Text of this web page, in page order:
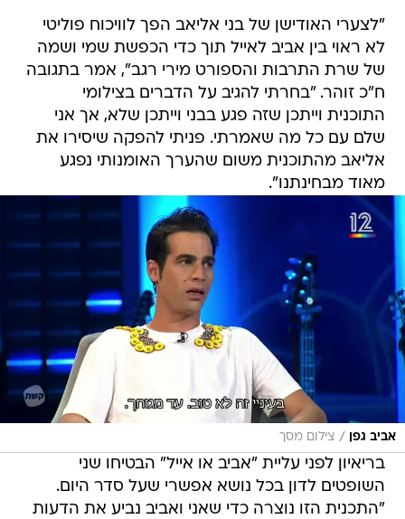
"לצערי האודישן של בני אליאב הפך לוויכוח פוליטי
לא ראוי בין אביב לאייל תוך כדי הכפשת שמי ושמה
של שרת התרבות והספורט מירי רגב", אמר בתגובה
ח"כ זוהר. "בחרתי להגיב על הדברים בצילומי
התוכנית וייתכן שזה פגע בבני וייתכן שלא, אך אני
שלם עם כל מה שאמרתי. פניתי להפקה שיסירו את
אליאב מהתוכנית משום שהערך האומנותי נפגע
מאוד מבחינתנו".
אביב גפן / צילום מסך
בריאיון לפני עליית "אביב או אייל" הבטיחו שני
השופטים לדון בכל נושא אפשרי שעל סדר היום.
"התכנית הזו נוצרה כדי שאני ואביב נביע את הדעות